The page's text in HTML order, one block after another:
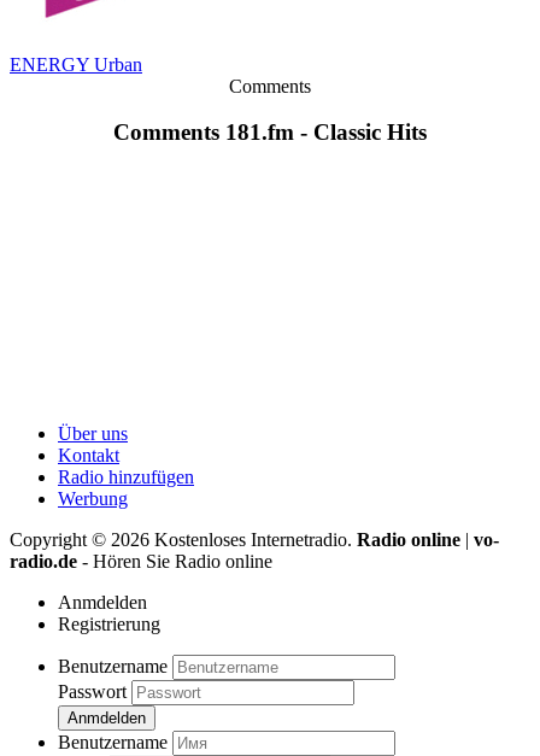
ENERGY Urban
Comments
Comments 181.fm - Classic Hits
Über uns
Kontakt
Radio hinzufügen
Werbung
Copyright © 2026 Kostenloses Internetradio. Radio online | vo-
radio.de - Hören Sie Radio online
Anmdelden
Registrierung
Benutzername
Passwort
Anmdelden
Benutzername